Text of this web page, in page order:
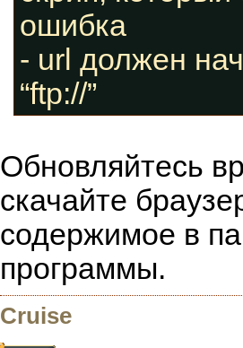
ошибка
- url должен
“ftp://”
Обновляйтесь
скачайте
содержимое в
программы.
Cruise